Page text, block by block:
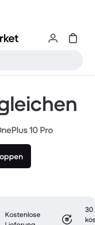
10 Pro
Kostenlose
30